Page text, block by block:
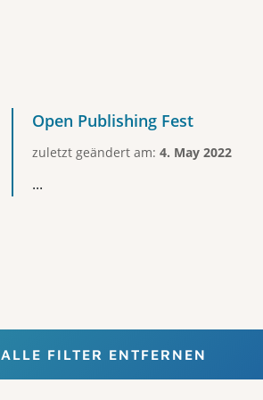
Open Publishing Fest
zuletzt geändert am: 4. May 2022
...
ALLE FILTER ENTFERNEN